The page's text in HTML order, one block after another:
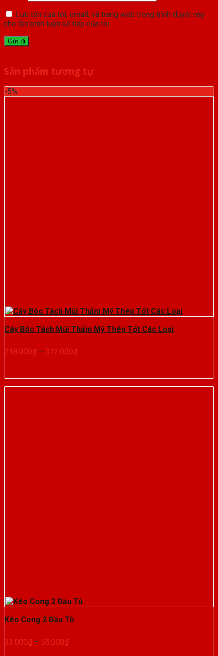
Lưu tên của tôi, email, và trang web trong trình duyệt này
cho lần bình luận kế tiếp của tôi.
Sản phẩm tương tự
-5%
Cây Bóc Tách Mũi Thẩm Mỹ Thép Tốt Các Loại
218.000₫ – 312.000₫Khoảng
218.000₫
đến
Kéo Cong 2 Đầu Tù
33.000₫ – 55.000₫Khoảng